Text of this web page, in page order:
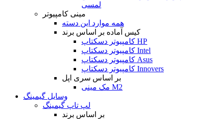
لمسی
مینی کامپیوتر
همه موارد این دسته
کیس آماده بر اساس برند
کامپیوتر دسکتاپ HP
کامپیوتر دسکتاپ Intel
کامپیوتر دسکتاپ Asus
کامپیوتر دسکتاپ Innovers
بر اساس سری اپل
مک مینی M2
وسایل گیمینگ
لپ تاپ گیمینگ
بر اساس برند